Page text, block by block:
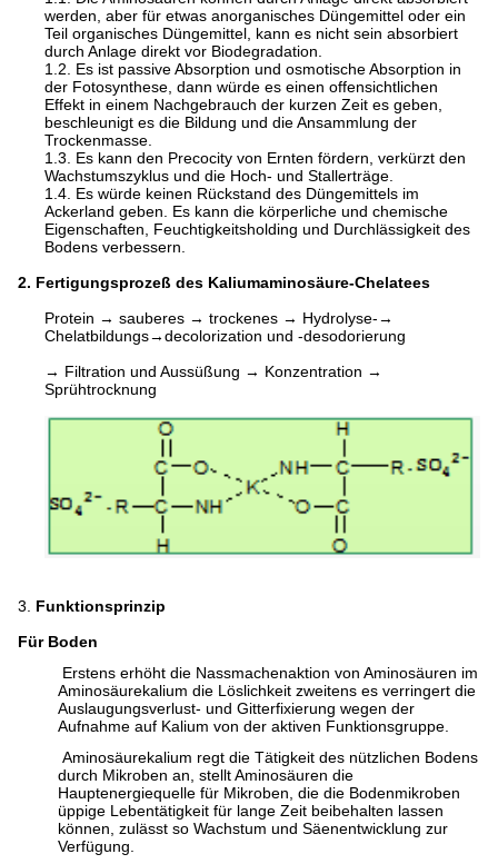
werden, aber für etwas anorganisches Düngemittel oder ein
Teil organisches Düngemittel, kann es nicht sein absorbiert
durch Anlage direkt vor Biodegradation.
1.2. Es ist passive Absorption und osmotische Absorption in
der Fotosynthese, dann würde es einen offensichtlichen
Effekt in einem Nachgebrauch der kurzen Zeit es geben,
beschleunigt es die Bildung und die Ansammlung der
Trockenmasse.
1.3. Es kann den Precocity von Ernten fördern, verkürzt den
Wachstumszyklus und die Hoch- und Stallerträge.
1.4. Es würde keinen Rückstand des Düngemittels im
Ackerland geben. Es kann die körperliche und chemische
Eigenschaften, Feuchtigkeitsholding und Durchlässigkeit des
Bodens verbessern.
2. Fertigungsprozeß des Kaliumaminosäure-Chelatees
Protein → sauberes → trockenes → Hydrolyse-→
Chelatbildungs→decolorization und -desodorierung
→ Filtration und Aussüßung → Konzentration →
Sprühtrocknung
3. Funktionsprinzip
Für Boden
Erstens erhöht die Nassmachenaktion von Aminosäuren im
Aminosäurekalium die Löslichkeit zweitens es verringert die
Auslaugungsverlust- und Gitterfixierung wegen der
Aufnahme auf Kalium von der aktiven Funktionsgruppe.
Aminosäurekalium regt die Tätigkeit des nützlichen Bodens
durch Mikroben an, stellt Aminosäuren die
Hauptenergiequelle für Mikroben, die die Bodenmikroben
üppige Lebentätigkeit für lange Zeit beibehalten lassen
können, zulässt so Wachstum und Säenentwicklung zur
Verfügung.